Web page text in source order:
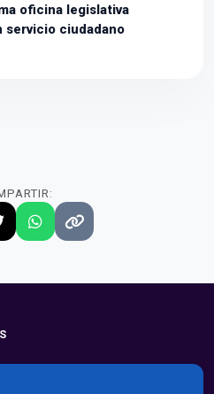
oficina legislativa
servicio ciudadano